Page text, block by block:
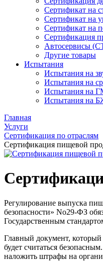
Сертификат на
Сертификат на
Сертификат на
Сертификация
Автосервисы
Другие товары
Испытания
Испытания на
Испытания на
Испытания на
Испытания на
Главная
Услуги
Сертификация по отраслям
Сертификация пищевой
Регулирование выпуска
безопасности» No29-ФЗ
Государственным
Главный документ,
будет считаться
наложить штрафы на